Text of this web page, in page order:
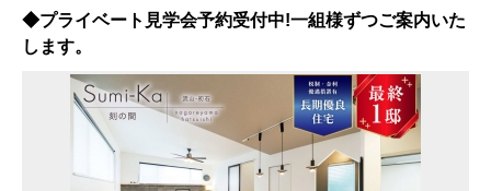
◆プライベート見学会予約受付中!一組様ずつご案内いた
します。